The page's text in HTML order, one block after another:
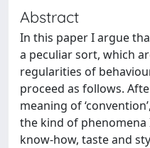
Abstract
In this paper I argue
a peculiar sort, which
regularities of
proceed as follows.
meaning of
the kind of phenomena
know-how, taste and